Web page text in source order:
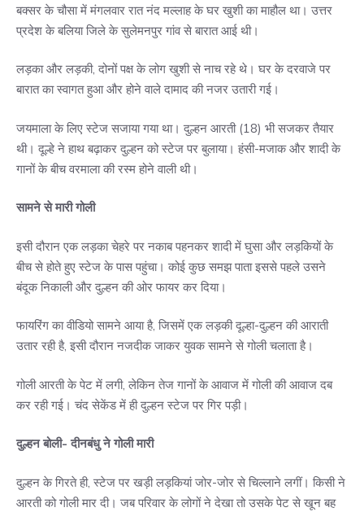
बक्सर के चौसा में मंगलवार रात नंद मल्लाह के घर खुशी का माहौल था। उत्तर
प्रदेश के बलिया जिले के सुलेमनपुर गांव से बारात आई थी।
लड़का और लड़की, दोनों पक्ष के लोग खुशी से नाच रहे थे। घर के दरवाजे पर
बारात का स्वागत हुआ और होने वाले दामाद की नजर उतारी गई।
जयमाला के लिए स्टेज सजाया गया था। दुल्हन आरती (18) भी सजकर तैयार
थी। दूल्हे ने हाथ बढ़ाकर दुल्हन को स्टेज पर बुलाया। हंसी-मजाक और शादी के
गानों के बीच वरमाला की रस्म होने वाली थी।
सामने से मारी गोली
इसी दौरान एक लड़का चेहरे पर नकाब पहनकर शादी में घुसा और लड़कियों के
बीच से होते हुए स्टेज के पास पहुंचा। कोई कुछ समझ पाता इससे पहले उसने
बंदूक निकाली और दुल्हन की ओर फायर कर दिया।
फायरिंग का वीडियो सामने आया है, जिसमें एक लड़की दूल्हा-दुल्हन की आराती
उतार रही है, इसी दौरान नजदीक जाकर युवक सामने से गोली चलाता है।
गोली आरती के पेट में लगी, लेकिन तेज गानों के आवाज में गोली की आवाज दब
कर रही गई। चंद सेकेंड में ही दुल्हन स्टेज पर गिर पड़ी।
दुल्हन बोली- दीनबंधु ने गोली मारी
दुल्हन के गिरते ही, स्टेज पर खड़ी लड़कियां जोर-जोर से चिल्लाने लगीं। किसी ने
आरती को गोली मार दी। जब परिवार के लोगों ने देखा तो उसके पेट से खून बह